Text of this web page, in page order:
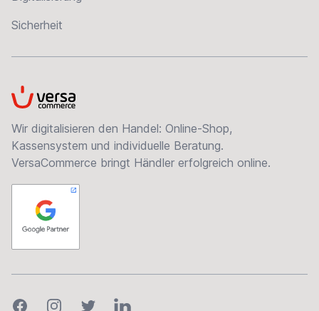
Sicherheit
VersaCommerce
Wir digitalisieren den Handel: Online-Shop,
Kassensystem und individuelle Beratung.
VersaCommerce bringt Händler erfolgreich online.
FacebookInstagramTwitterLinkedIn